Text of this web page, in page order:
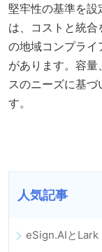
堅牢性の基準を設
は、コストと統
の地域コンプライ
があります。容
スのニーズに基
す。
人気記事